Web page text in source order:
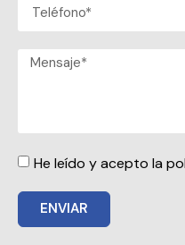
He leído y acepto la
ENVIAR